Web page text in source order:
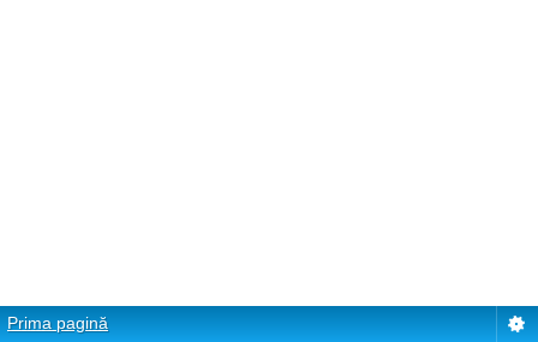
Prima pagină